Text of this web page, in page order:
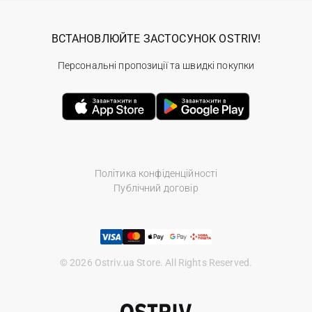
Політика конфіденційності
Публічний договір
© 2026 Ostriv.ua Store. All Rights Reserved.
ВСТАНОВЛЮЙТЕ ЗАСТОСУНОК OSTRIV!
Персональні пропозиції та швидкі покупки